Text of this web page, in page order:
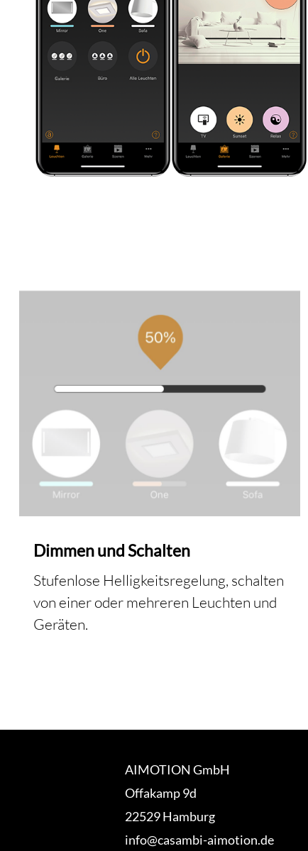
Dimmen und Schalten
Stufenlose Helligkeitsregelung, schalten
von einer oder mehreren Leuchten und
Geräten.
AIMOTION GmbH
Offakamp 9d
22529 Hamburg
info@casambi-aimotion.de